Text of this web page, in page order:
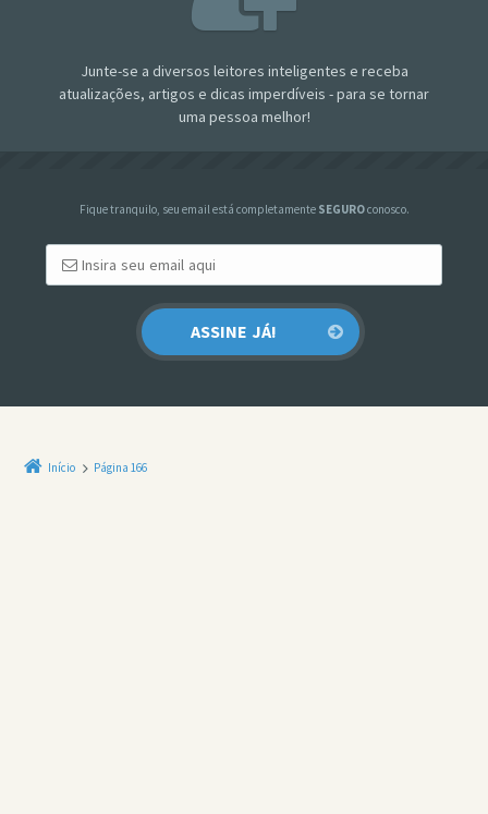
Junte-se a diversos leitores inteligentes e receba
atualizações, artigos e dicas imperdíveis - para se tornar
uma pessoa melhor!
Fique tranquilo, seu email está completamente SEGUROconosco.
Início Página 166